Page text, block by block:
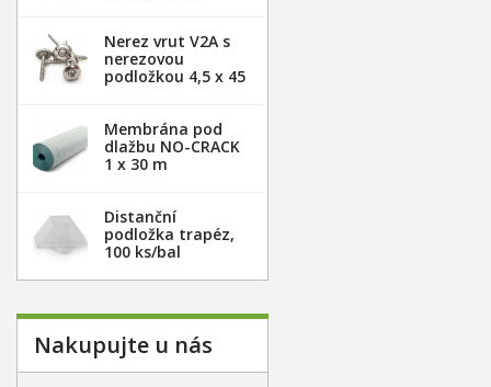
Nerez vrut V2A s
nerezovou
podložkou 4,5 x 45
Membrána pod
dlažbu NO-CRACK
1 x 30 m
Distanční
podložka trapéz,
100 ks/bal
Nakupujte u nás